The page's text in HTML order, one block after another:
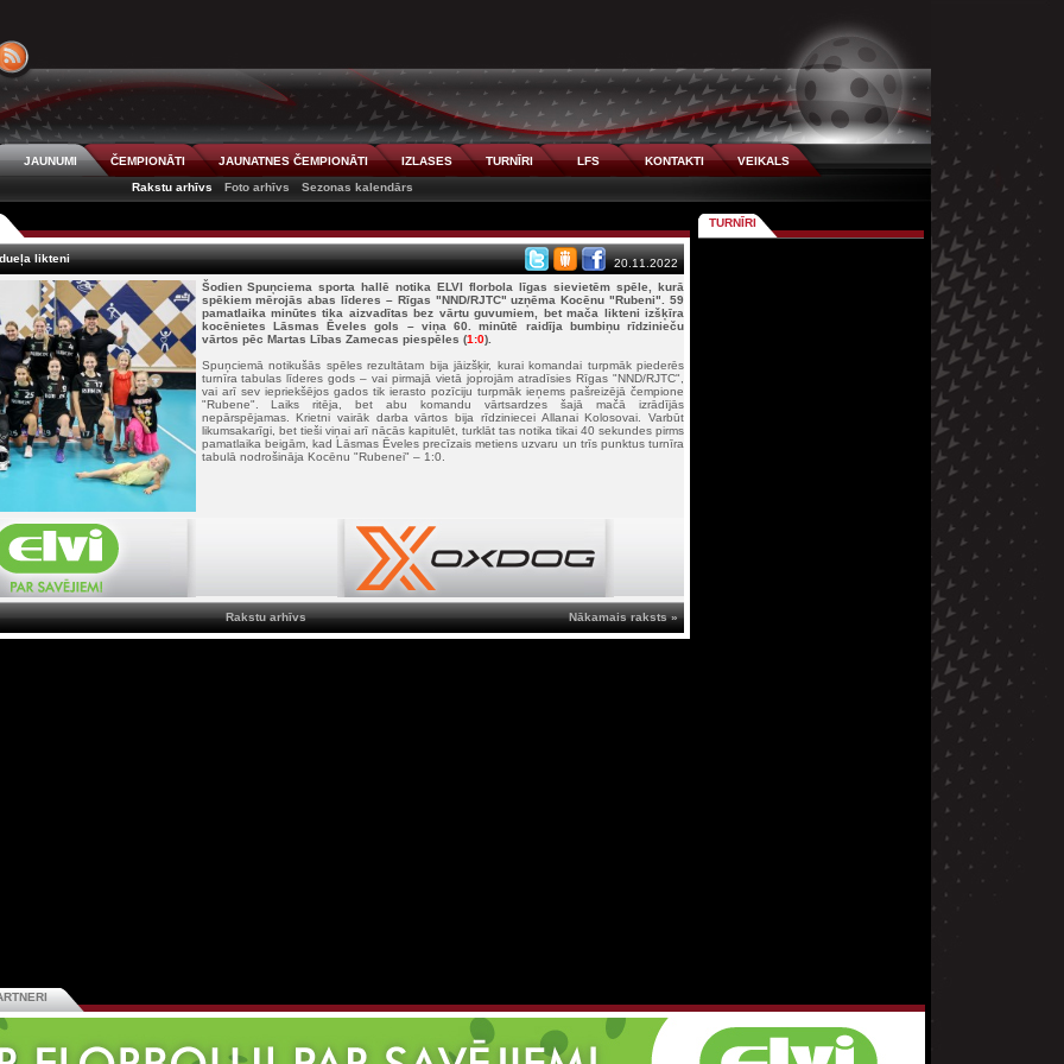
JAUNUMI ČEMPIONĀTI JAUNATNES ČEMPIONĀTI IZLASES TURNĪRI LFS KONTAKTI
VEIKALS
Rakstu arhīvs
Foto arhīvs Sezonas kalendārs
likteni
20.11.2022
Šodien Spuņciema sporta hallē notika ELVI florbola līgas sievietēm spēle, kurā
spēkiem mērojās abas līderes – Rīgas "NND/RJTC" uzņēma Kocēnu "Rubeni". 59
pamatlaika minūtes tika aizvadītas bez vārtu guvumiem, bet mača likteni izšķīra
kocēnietes Lāsmas Ēveles gols – viņa 60. minūtē raidīja bumbiņu rīdzinieču
vārtos pēc Martas Lības Zamecas piespēles (1:0).
Spuņciemā notikušās spēles rezultātam bija jāizšķir, kurai komandai turpmāk piederēs
turnīra tabulas līderes gods – vai pirmajā vietā joprojām atradīsies Rīgas "NND/RJTC",
vai arī sev iepriekšējos gados tik ierasto pozīciju turpmāk ieņems pašreizējā čempione
"Rubene". Laiks ritēja, bet abu komandu vārtsardzes šajā mačā izrādījās
nepārspējamas. Krietni vairāk darba vārtos bija rīdziniecei Allanai Kolosovai. Varbūt
likumsakarīgi, bet tieši viņai arī nācās kapitulēt, turklāt tas notika tikai 40 sekundes pirms
pamatlaika beigām, kad Lāsmas Ēveles precīzais metiens uzvaru un trīs punktus turnīra
tabulā nodrošināja Kocēnu "Rubenei" – 1:0.
Nākamais raksts »
Rakstu arhīvs
TURNĪRI